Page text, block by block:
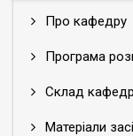
Про кафедру
Програма
Склад
Матеріали